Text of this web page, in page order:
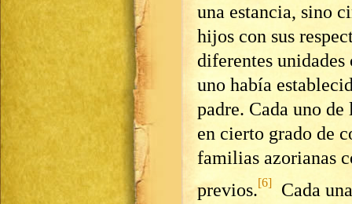
una estancia, sino
hijos con sus
diferentes unidades
uno había
padre. Cada uno
en cierto grado de
familias azorianas
previos.[6]
Cada